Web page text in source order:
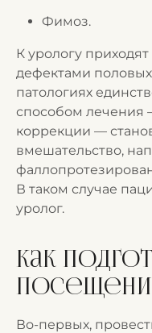
Фимоз.
К урологу
дефектами
патологиях
способом лечения
коррекции —
вмешательство,
В таком случае
уролог.
Как
Во-первых,